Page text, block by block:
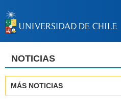
NOTICIAS
MÁS NOTICIAS